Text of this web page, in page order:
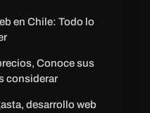
en Chile: Todo lo
Conoce sus
considerar
desarrollo web